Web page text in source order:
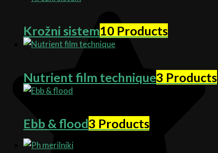
Krožni sistem10 Products
Nutrient film technique3 Products
Ebb & flood3 Products